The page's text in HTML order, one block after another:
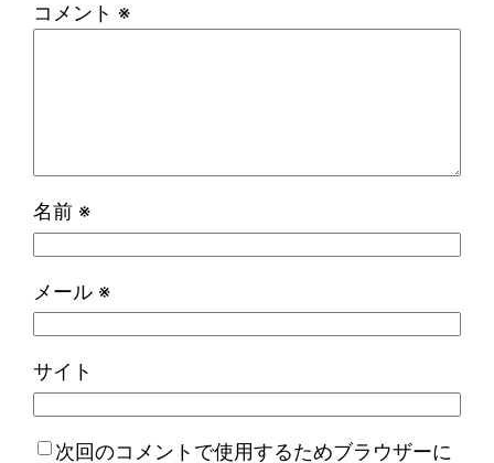
コメント ※
名前 ※
メール ※
サイト
次回のコメントで使用するためブラウザーに